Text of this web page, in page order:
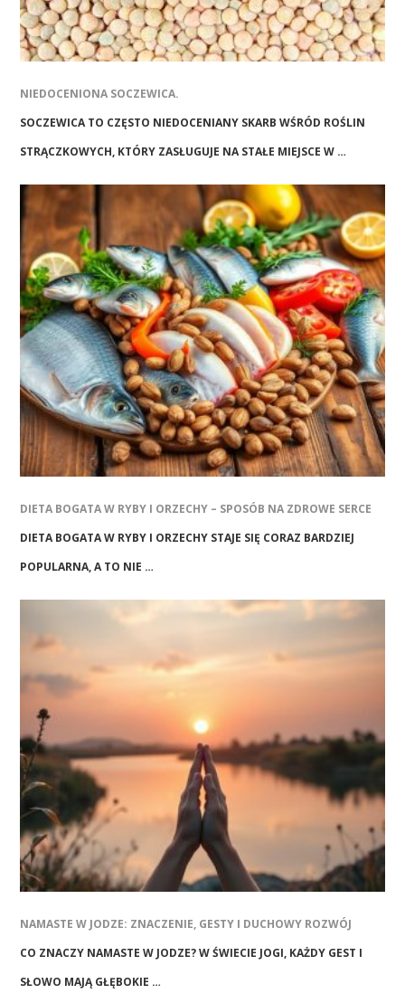
NIEDOCENIONA SOCZEWICA.
SOCZEWICA TO CZĘSTO NIEDOCENIANY SKARB WŚRÓD ROŚLIN
STRĄCZKOWYCH, KTÓRY ZASŁUGUJE NA STAŁE MIEJSCE W …
DIETA BOGATA W RYBY I ORZECHY – SPOSÓB NA ZDROWE SERCE
DIETA BOGATA W RYBY I ORZECHY STAJE SIĘ CORAZ BARDZIEJ
POPULARNA, A TO NIE …
NAMASTE W JODZE: ZNACZENIE, GESTY I DUCHOWY ROZWÓJ
CO ZNACZY NAMASTE W JODZE? W ŚWIECIE JOGI, KAŻDY GEST I
SŁOWO MAJĄ GŁĘBOKIE …